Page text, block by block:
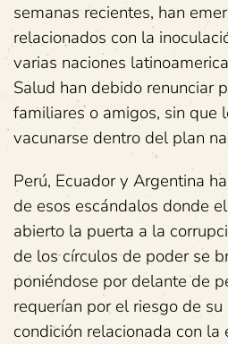
semanas recientes, han
relacionados con la
varias naciones
Salud han debido renunciar
familiares o amigos, sin que
vacunarse dentro del plan
Perú, Ecuador y Argentina
de esos escándalos donde
abierto la puerta a la
de los círculos de poder se
poniéndose por delante de
requerían por el riesgo de
condición relacionada con